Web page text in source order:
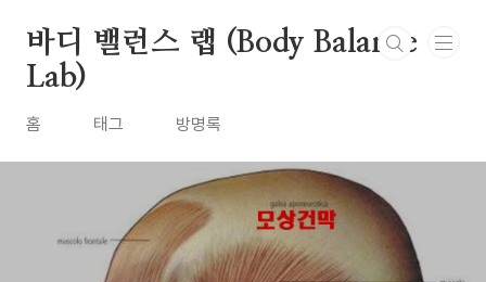
바디 밸런스 랩 (Body Balance
Lab)
홈 태그 방명록